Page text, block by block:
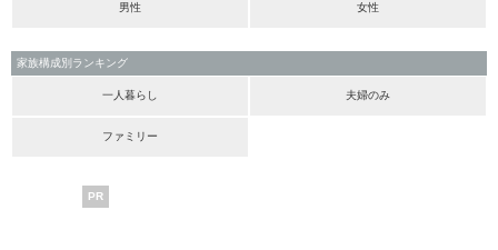
男性 女性
家族構成別ランキング
一人暮らし 夫婦のみ
ファミリー
PR